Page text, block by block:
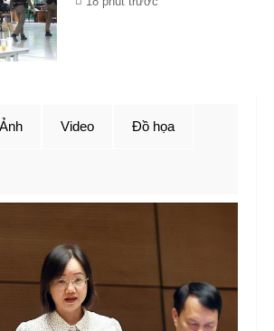
Ảnh Video Đồ họa